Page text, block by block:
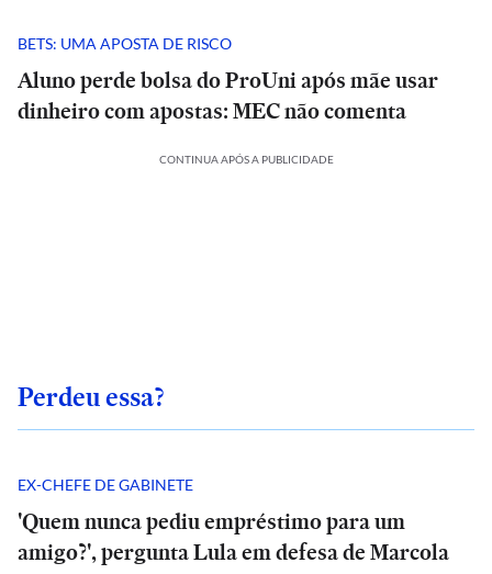
BETS: UMA APOSTA DE RISCO
Aluno perde bolsa do ProUni após mãe usar
dinheiro com apostas: MEC não comenta
CONTINUA APÓS A PUBLICIDADE
Perdeu essa?
EX-CHEFE DE GABINETE
'Quem nunca pediu empréstimo para um
amigo?', pergunta Lula em defesa de Marcola